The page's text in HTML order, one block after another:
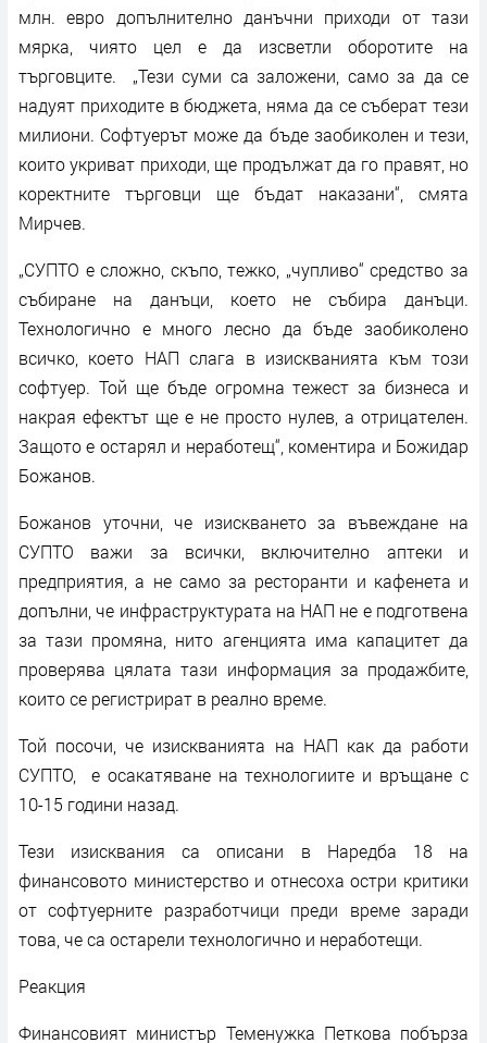
млн. евро допълнително данъчни приходи от тази
мярка, чиято цел е да изсветли оборотите на
търговците. „Тези суми са заложени, само за да се
надуят приходите в бюджета, няма да се съберат тези
милиони. Софтуерът може да бъде заобиколен и тези,
които укриват приходи, ще продължат да го правят, но
коректните търговци ще бъдат наказани“, смята
Мирчев.
„СУПТО е сложно, скъпо, тежко, „чупливо“ средство за
събиране на данъци, което не събира данъци.
Технологично е много лесно да бъде заобиколено
всичко, което НАП слага в изискванията към този
софтуер. Той ще бъде огромна тежест за бизнеса и
накрая ефектът ще е не просто нулев, а отрицателен.
Защото е остарял и неработещ“, коментира и Божидар
Божанов.
Божанов уточни, че изискването за въвеждане на
СУПТО важи за всички, включително аптеки и
предприятия, а не само за ресторанти и кафенета и
допълни, че инфраструктурата на НАП не е подготвена
за тази промяна, нито агенцията има капацитет да
проверява цялата тази информация за продажбите,
които се регистрират в реално време.
Той посочи, че изискванията на НАП как да работи
СУПТО, е осакатяване на технологиите и връщане с
10-15 години назад.
Тези изисквания са описани в Наредба 18 на
финансовото министерство и отнесоха остри критики
от софтуерните разработчици преди време заради
това, че са остарели технологично и неработещи.
Реакция
Финансовият министър Теменужка Петкова побърза